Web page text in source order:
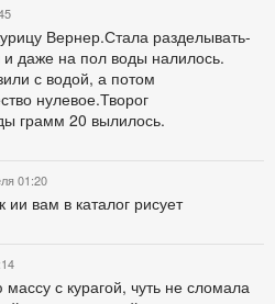
Вернер.Стала разделывать-
даже на пол воды налилось.
с водой, а потом
нулевое.Творог
грамм 20 вылилось.
01:20
вам в каталог рисует
с курагой, чуть не сломала